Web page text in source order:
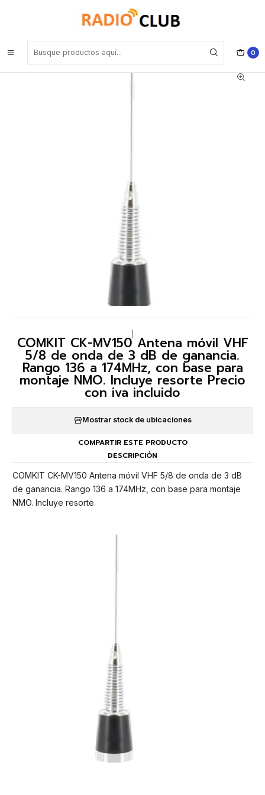
0
Antena VHF para equipos móviles y bases
COMKIT CK-MV150 Antena móvil VHF 5/8 de onda de 3 dB de
ganancia. Rango 136 a 174MHz, con base para montaje NMO. Incluye
COMKIT CK-MV150 Antena móvil VHF
5/8 de onda de 3 dB de ganancia.
Rango 136 a 174MHz, con base para
montaje NMO. Incluye resorte Precio
con iva incluido
Mostrar stock de ubicaciones
COMPARTIR ESTE PRODUCTO
DESCRIPCIÓN
COMKIT CK-MV150 Antena móvil VHF 5/8 de onda de 3 dB
de ganancia. Rango 136 a 174MHz, con base para montaje
NMO. Incluye resorte.